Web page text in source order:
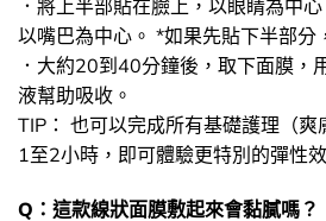
．將上半部貼在臉上，以眼睛為中
以嘴巴為中心。 *如果先貼下半部分
．大約20到40分鐘後，取下面膜，
液幫助吸收。
TIP： 也可以完成所有基礎護理（
1至2小時，即可體驗更特別的彈性
Q：這款線狀面膜敷起來會黏膩嗎？